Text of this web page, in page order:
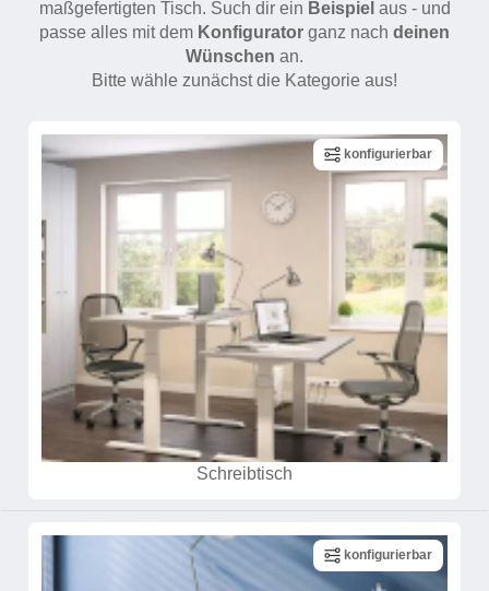
Massivholzschrank
Hängeschrank
Hängeboard
Kommode
TV-Möbel
Massivholz
Badezimmerschrank
Badregal
Spiegelschrank
Doppelbett
Polstermöbel
Ecksofa
Sessel
Schlafsofa
Schlafsessel
Outdoor-
Outdoorküche
Selection
Outdoorküche
Produktlinie
Ultima
maßgefertigten Tisch. Such dir ein Beispiel aus - und
passe alles mit dem Konfigurator ganz nach deinen
Wünschen an.
Bitte wähle zunächst die Kategorie aus!
konfigurierbar
Schreibtisch
konfigurierbar
Fronten renovieren
Für Dachschrägen
Hängeboards
Kommoden
Massivholz-Schränke & -Regale
Regale
Schiebetüren
Sideboards
Sofas & Schlafsofas
White Living